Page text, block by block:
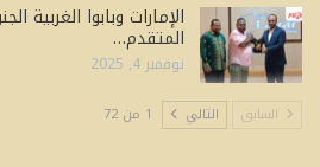
الإمارات وبابوا الغربية
المتقدم…
نوفمبر 4, 2025
السابق التالي 1 من 72